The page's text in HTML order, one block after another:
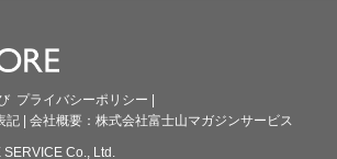
プライバシーポリシー
記
会社概要： 株式会社富士山マガジンサービス
Co., Ltd.